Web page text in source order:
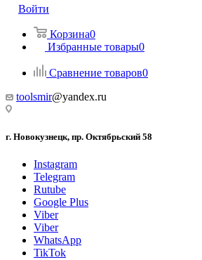
Войти
Корзина0
Избранные товары0
Сравнение товаров0
toolsmir@yandex.ru
г. Новокузнецк, пр. Октябрьский 58
Instagram
Telegram
Rutube
Google Plus
Viber
Viber
WhatsApp
TikTok